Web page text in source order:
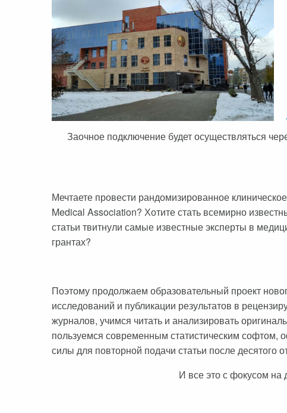
Заочное подключение будет осуществляться
Мечтаете провести рандомизированное
Medical Association? Хотите стать всемирно
статьи твитнули самые известные эксперты в
грантах?
Поэтому продолжаем образовательный проект
исследований и публикации результатов в
журналов, учимся читать и анализировать
пользуемся современным статистическим софтом,
силы для повторной подачи статьи после десятого
И все это с фокусом на